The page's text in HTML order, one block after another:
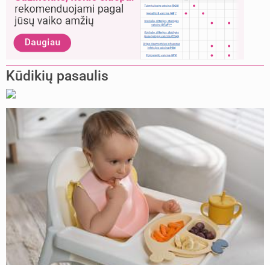
Kūdikių pasaulis